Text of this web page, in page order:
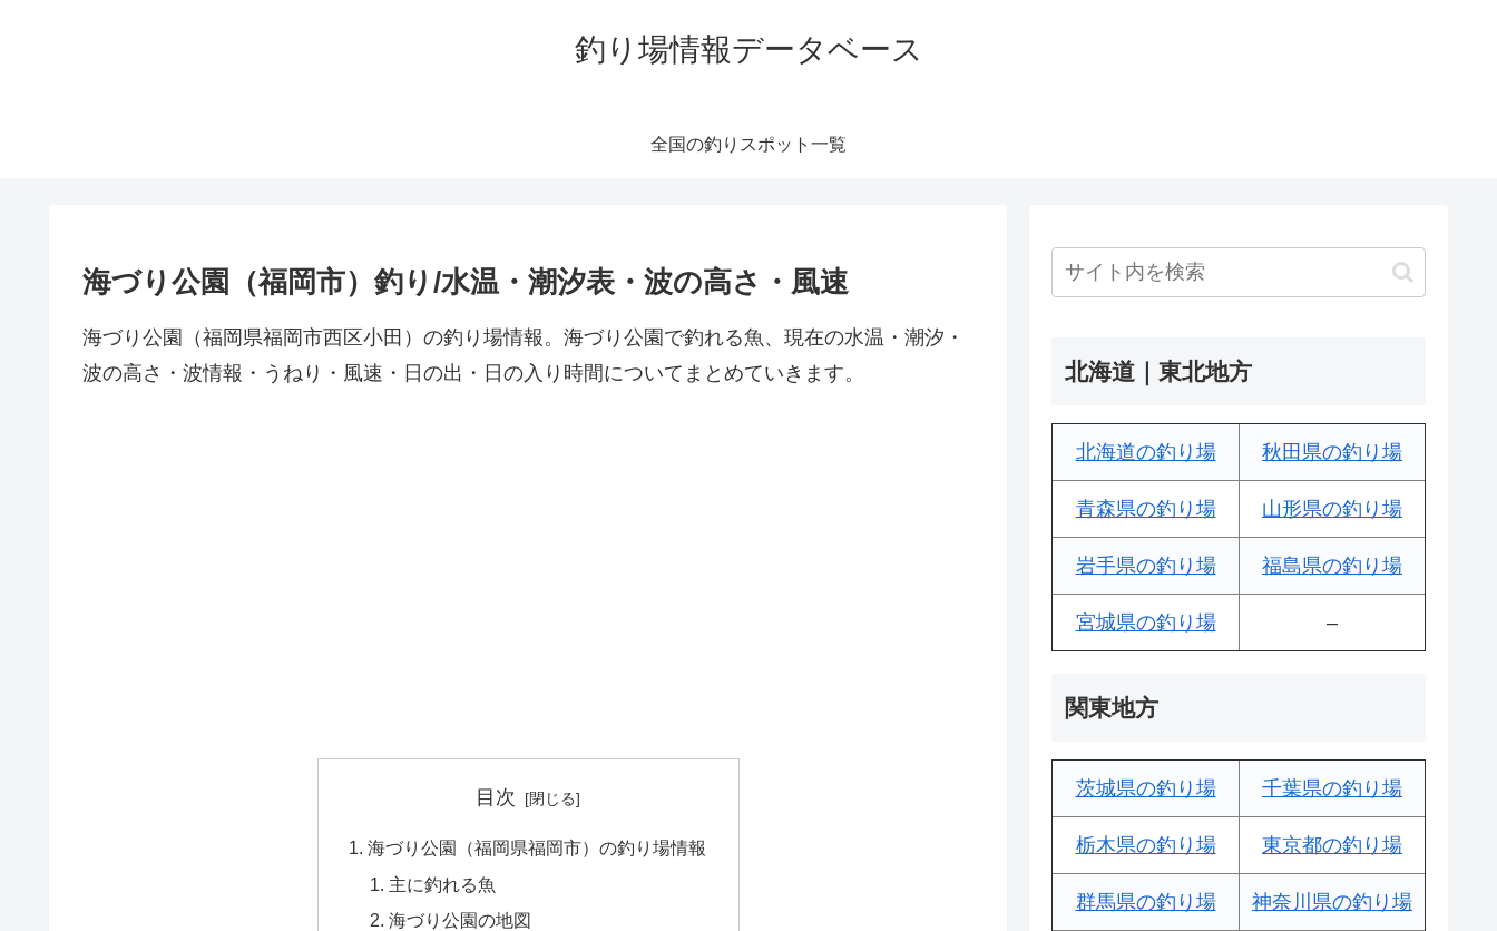
釣り場情報データベース
全国の釣りスポット一覧
海づり公園（福岡市）釣り/水温・潮汐表・波の高さ・風速
海づり公園（福岡県福岡市西区小田）の釣り場情報。海づり公園で釣れる魚、現在の水温・潮汐・
波の高さ・波情報・うねり・風速・日の出・日の入り時間についてまとめていきます。
目次
海づり公園（福岡県福岡市）の釣り場情報
主に釣れる魚
海づり公園の地図
北海道｜東北地方
北海道の釣り場 秋田県の釣り場
青森県の釣り場 山形県の釣り場
岩手県の釣り場 福島県の釣り場
宮城県の釣り場 –
関東地方
茨城県の釣り場 千葉県の釣り場
栃木県の釣り場 東京都の釣り場
群馬県の釣り場 神奈川県の釣り場